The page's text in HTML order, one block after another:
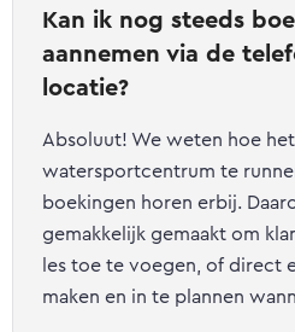
Kan ik nog steeds
aannemen via de
locatie?
Absoluut! We weten hoe het
watersportcentrum te
boekingen horen erbij.
gemakkelijk gemaakt om
les toe te voegen, of direct
maken en in te plannen